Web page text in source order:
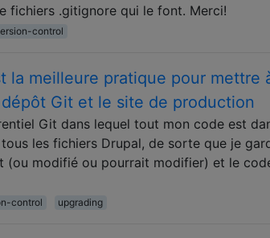
fichiers .gitignore qui le font. Merci!
control
la meilleure pratique pour mettre
Git et le site de production
Git dans lequel tout mon code est
les fichiers Drupal, de sorte que je
(ou modifié ou pourrait modifier) ​​et le
control upgrading